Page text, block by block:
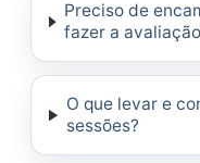
Preciso de
fazer a
O que levar e
sessões?